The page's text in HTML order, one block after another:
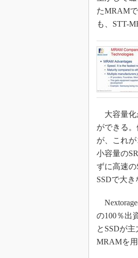
たMRAM
も、STT-
大容量化
ができる
が、これ
小容量の
ずに高速の
SSDで大
の100％出
とSSDが
MRAMを